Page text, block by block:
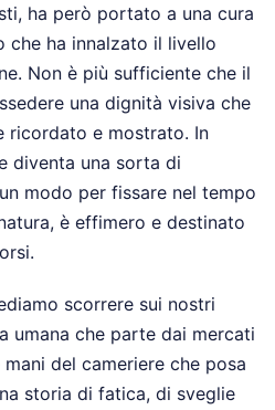
ha però portato a una cura
che ha innalzato il livello
Non è più sufficiente che il
una dignità visiva che
ricordato e mostrato. In
diventa una sorta di
modo per fissare nel tempo
è effimero e destinato
scorrere sui nostri
umana che parte dai mercati
del cameriere che posa
storia di fatica, di sveglie